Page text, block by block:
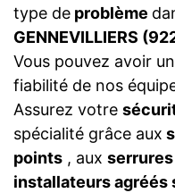
type de problème
GENNEVILLIERS
Vous pouvez avoir
fiabilité de nos
Assurez votre
spécialité grâce aux
points , aux
installateurs agréés